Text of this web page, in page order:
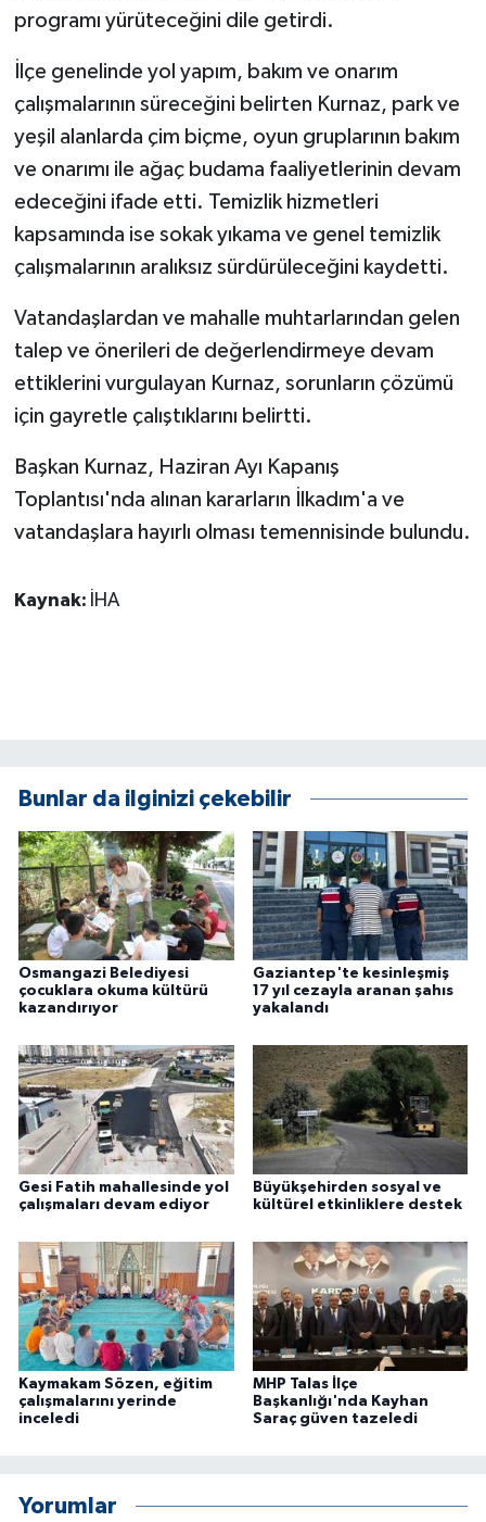
programı yürüteceğini dile getirdi.
İlçe genelinde yol yapım, bakım ve onarım
çalışmalarının süreceğini belirten Kurnaz, park ve
yeşil alanlarda çim biçme, oyun gruplarının bakım
ve onarımı ile ağaç budama faaliyetlerinin devam
edeceğini ifade etti. Temizlik hizmetleri
kapsamında ise sokak yıkama ve genel temizlik
çalışmalarının aralıksız sürdürüleceğini kaydetti.
Vatandaşlardan ve mahalle muhtarlarından gelen
talep ve önerileri de değerlendirmeye devam
ettiklerini vurgulayan Kurnaz, sorunların çözümü
için gayretle çalıştıklarını belirtti.
Başkan Kurnaz, Haziran Ayı Kapanış
Toplantısı'nda alınan kararların İlkadım'a ve
vatandaşlara hayırlı olması temennisinde bulundu.
Kaynak: İHA
Bunlar da ilginizi çekebilir
Osmangazi Belediyesi
çocuklara okuma kültürü
kazandırıyor
Gaziantep'te kesinleşmiş
17 yıl cezayla aranan şahıs
yakalandı
Gesi Fatih mahallesinde yol
çalışmaları devam ediyor
Büyükşehirden sosyal ve
kültürel etkinliklere destek
Kaymakam Sözen, eğitim
çalışmalarını yerinde
inceledi
MHP Talas İlçe
Başkanlığı'nda Kayhan
Saraç güven tazeledi
Yorumlar
Turizm
ÜLKE GÜNDEMİ
YAŞAM
YEREL
Yerel Haberler